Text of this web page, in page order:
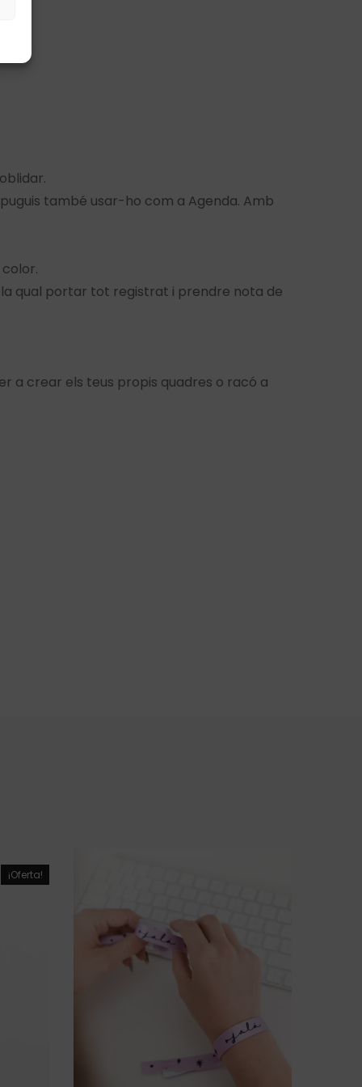
també usar-ho com a Agenda. Amb
qual portar tot registrat i prendre nota de
a crear els teus propis quadres o racó a
¡Oferta!